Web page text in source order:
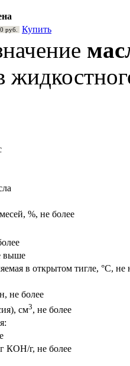
руб. Купить
%, не более
выше
в открытом тигле, °С, не
не более
см3, не более
КОН/г, не более